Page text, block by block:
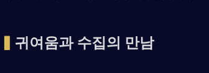
▍ 귀여움과 수집의 만남